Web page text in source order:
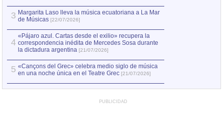
3 Margarita Laso lleva la música ecuatoriana a La Mar
de Músicas [22/07/2026]
4
«Pájaro azul. Cartas desde el exilio» recupera la
correspondencia inédita de Mercedes Sosa durante
la dictadura argentina [21/07/2026]
5 «Cançons del Grec» celebra medio siglo de música
en una noche única en el Teatre Grec [21/07/2026]
PUBLICIDAD